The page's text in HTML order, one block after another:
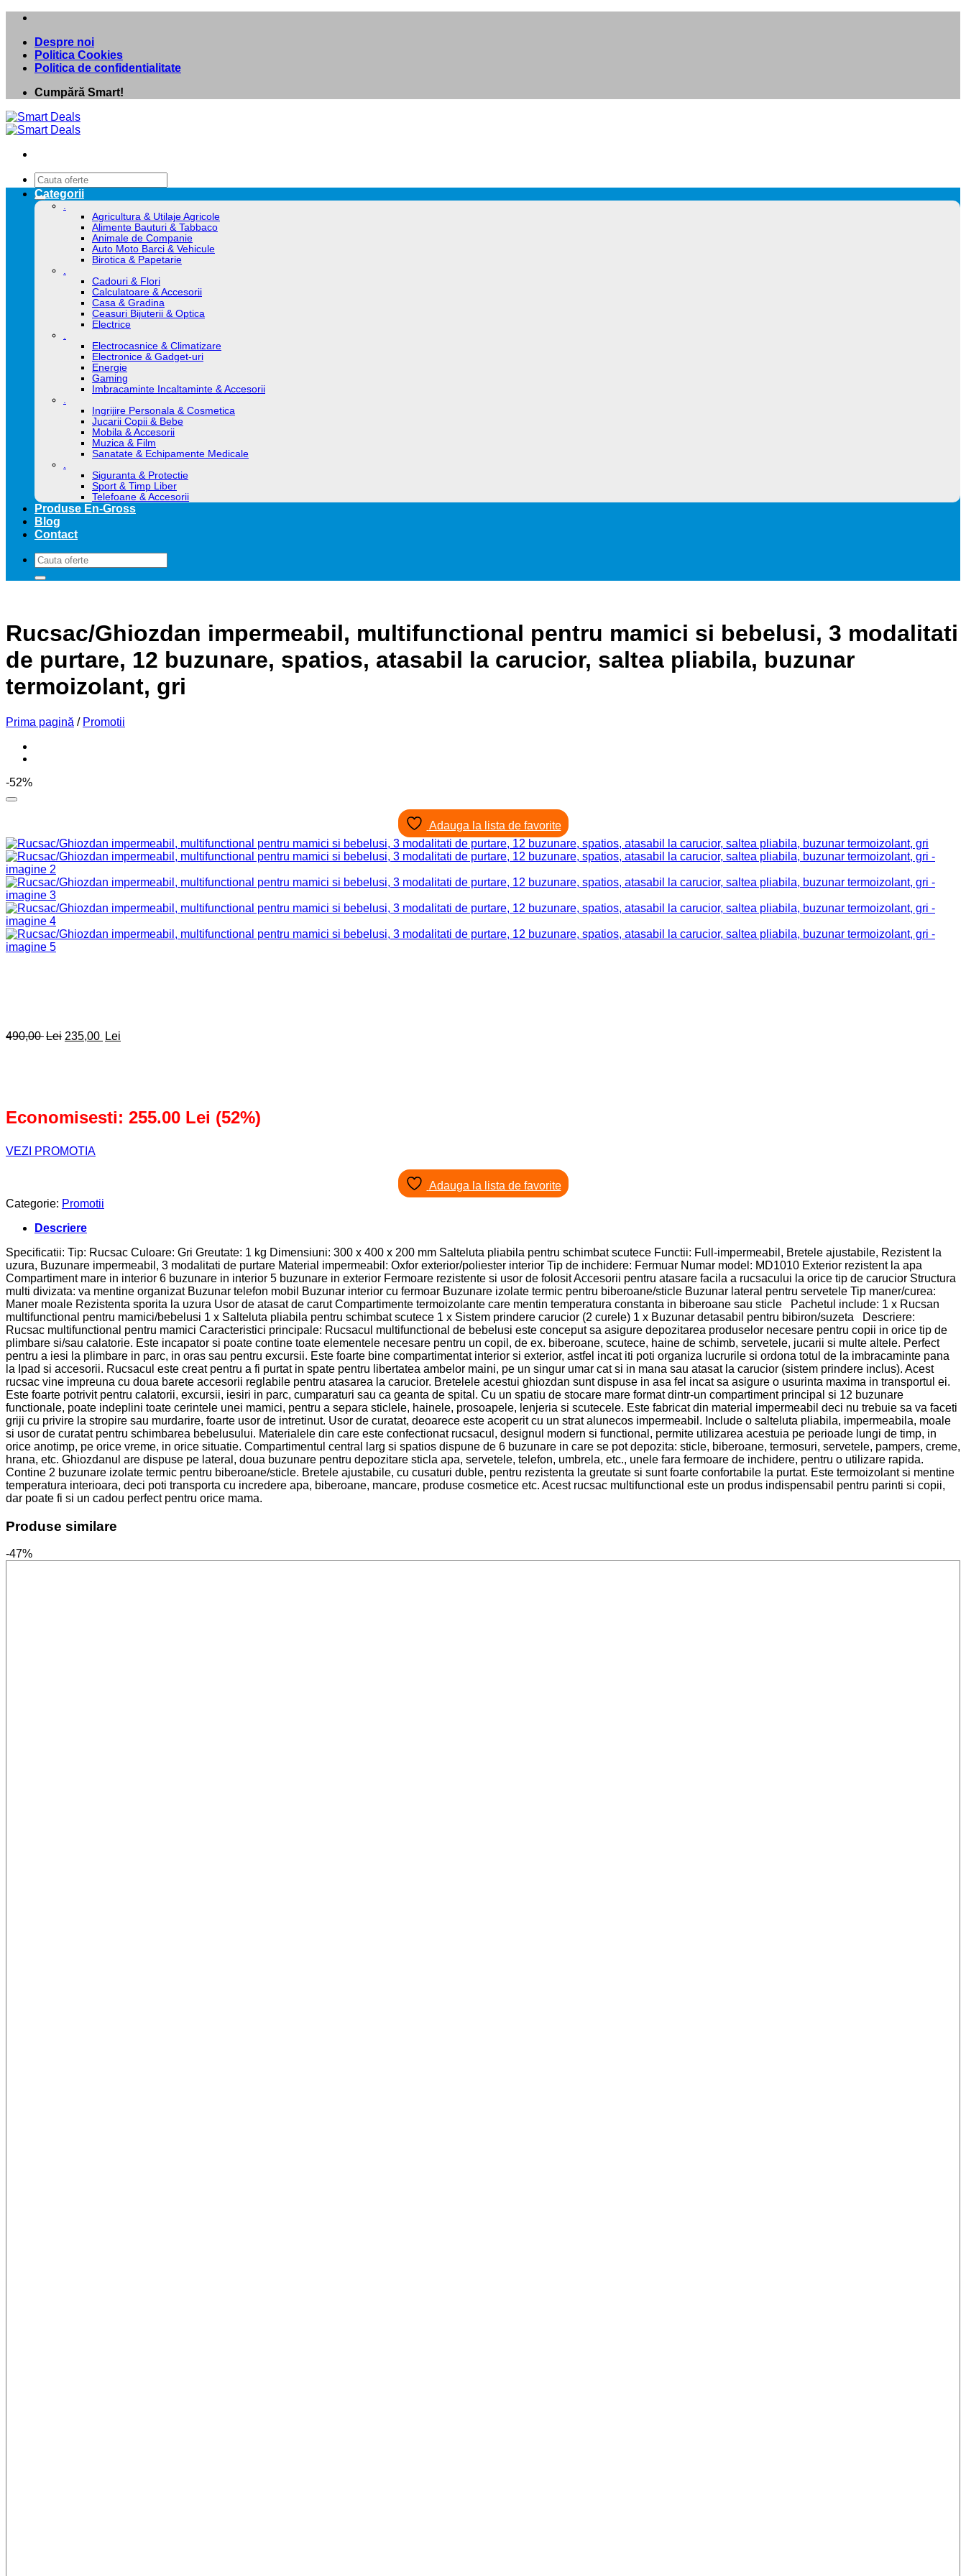
Skip
contentDespre noi
Politica Cookies
Politica de confidentialitate
Cumpără Smart!
Caută
după:
Categorii
.
Agricultura & Utilaje Agricole
Alimente Bauturi & Tabbaco
Animale de Companie
Auto Moto Barci & Vehicule
Birotica & Papetarie
.
Cadouri & Flori
Calculatoare & Accesorii
Casa & Gradina
Ceasuri Bijuterii & Optica
Electrice
.
Electrocasnice & Climatizare
Electronice & Gadget-uri
Energie
Gaming
Imbracaminte Incaltaminte & Accesorii
.
Ingrijire Personala & Cosmetica
Jucarii Copii & Bebe
Mobila & Accesorii
Muzica & Film
Sanatate & Echipamente Medicale
.
Siguranta & Protectie
Sport & Timp Liber
Telefoane & Accesorii
Produse En-Gross
Blog
Contact
Caută
după:
Rucsac/Ghiozdan impermeabil, multifunctional pentru mamici si bebelusi, 3 modalitati
de purtare, 12 buzunare, spatios, atasabil la carucior, saltea pliabila, buzunar
termoizolant, gri
Prima pagină / Promotii
-52%
Adauga la lista de favorite
490,00Lei Prețul
235,00 Lei
Economisesti: 255.00 Lei (52%)
VEZI PROMOTIA
Adauga la lista de favorite
Categorie: Promotii
Descriere
Specificatii: Tip: Rucsac Culoare: Gri Greutate: 1 kg Dimensiuni: 300 х 400 х 200 mm Salteluta pliabila pentru schimbat scutece Functii: Full-impermeabil, Bretele ajustabile, Rezistent la
uzura, Buzunare impermeabil, 3 modalitati de purtare Material impermeabil: Oxfor exterior/poliester interior Tip de inchidere: Fermuar Numar model: MD1010 Exterior rezistent la apa
Compartiment mare in interior 6 buzunare in interior 5 buzunare in exterior Fermoare rezistente si usor de folosit Accesorii pentru atasare facila a rucsacului la orice tip de carucior Structura
multi divizata: va mentine organizat Buzunar telefon mobil Buzunar interior cu fermoar Buzunare izolate termic pentru biberoane/sticle Buzunar lateral pentru servetele Tip maner/curea:
Maner moale Rezistenta sporita la uzura Usor de atasat de carut Compartimente termoizolante care mentin temperatura constanta in biberoane sau sticle Pachetul include: 1 x Rucsan
multifunctional pentru mamici/bebelusi 1 x Salteluta pliabila pentru schimbat scutece 1 x Sistem prindere carucior (2 curele) 1 x Buzunar detasabil pentru bibiron/suzeta Descriere:
Rucsac multifunctional pentru mamici Caracteristici principale: Rucsacul multifunctional de bebelusi este conceput sa asigure depozitarea produselor necesare pentru copii in orice tip de
plimbare si/sau calatorie. Este incapator si poate contine toate elementele necesare pentru un copil, de ex. biberoane, scutece, haine de schimb, servetele, jucarii si multe altele. Perfect
pentru a iesi la plimbare in parc, in oras sau pentru excursii. Este foarte bine compartimentat interior si exterior, astfel incat iti poti organiza lucrurile si ordona totul de la imbracaminte pana
la Ipad si accesorii. Rucsacul este creat pentru a fi purtat in spate pentru libertatea ambelor maini, pe un singur umar cat si in mana sau atasat la carucior (sistem prindere inclus). Acest
rucsac vine impreuna cu doua barete accesorii reglabile pentru atasarea la carucior. Bretelele acestui ghiozdan sunt dispuse in asa fel incat sa asigure o usurinta maxima in transportul ei.
Este foarte potrivit pentru calatorii, excursii, iesiri in parc, cumparaturi sau ca geanta de spital. Cu un spatiu de stocare mare format dintr-un compartiment principal si 12 buzunare
functionale, poate indeplini toate cerintele unei mamici, pentru a separa sticlele, hainele, prosoapele, lenjeria si scutecele. Este fabricat din material impermeabil deci nu trebuie sa va faceti
griji cu privire la stropire sau murdarire, foarte usor de intretinut. Usor de curatat, deoarece este acoperit cu un strat alunecos impermeabil. Include o salteluta pliabila, impermeabila, moale
si usor de curatat pentru schimbarea bebelusului. Materialele din care este confectionat rucsacul, designul modern si functional, permite utilizarea acestuia pe perioade lungi de timp, in
orice anotimp, pe orice vreme, in orice situatie. Compartimentul central larg si spatios dispune de 6 buzunare in care se pot depozita: sticle, biberoane, termosuri, servetele, pampers, creme,
hrana, etc. Ghiozdanul are dispuse pe lateral, doua buzunare pentru depozitare sticla apa, servetele, telefon, umbrela, etc., unele fara fermoare de inchidere, pentru o utilizare rapida.
Contine 2 buzunare izolate termic pentru biberoane/sticle. Bretele ajustabile, cu cusaturi duble, pentru rezistenta la greutate si sunt foarte confortabile la purtat. Este termoizolant si mentine
temperatura interioara, deci poti transporta cu incredere apa, biberoane, mancare, produse cosmetice etc. Acest rucsac multifunctional este un produs indispensabil pentru parinti si copii,
dar poate fi si un cadou perfect pentru orice mama.
Produse similare
-47%